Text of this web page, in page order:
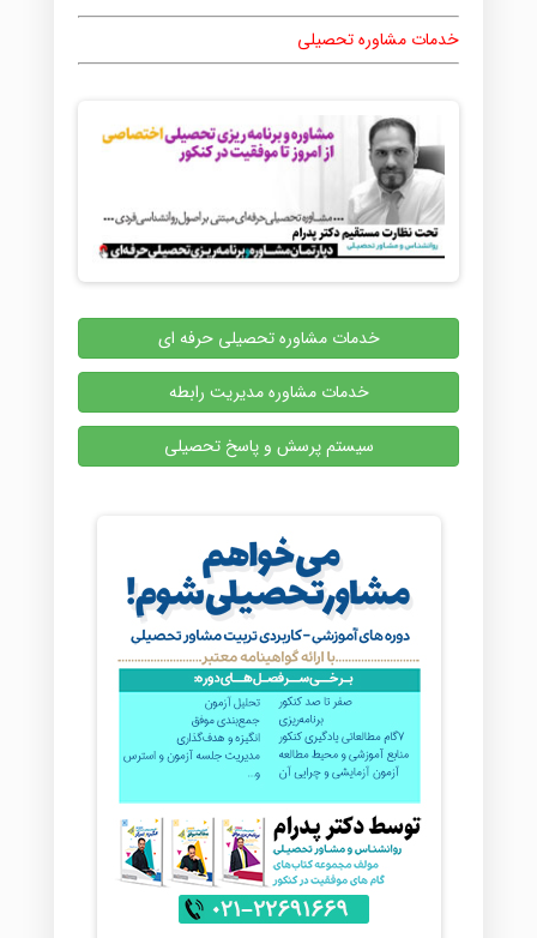
خدمات مشاوره تحصیلی
خدمات مشاوره تحصیلی حرفه ای
خدمات مشاوره مدیریت رابطه
سیستم پرسش و پاسخ تحصیلی